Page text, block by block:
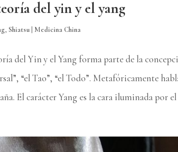
del yin y el yang
, Shiatsu Medicina China
del Yin y el Yang forma parte de la
“el Tao”, “el Todo”. Metafóricamente
El carácter Yang es la cara iluminada por